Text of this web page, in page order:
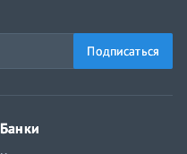
Подписаться
Банки